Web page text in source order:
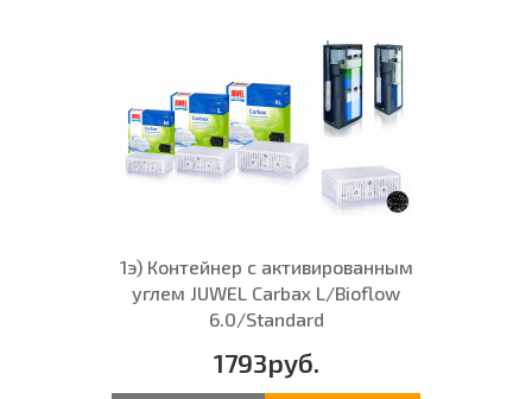
1э) Контейнер с активированным
углем JUWEL Carbax L/Bioflow
6.0/Standard
1793руб.